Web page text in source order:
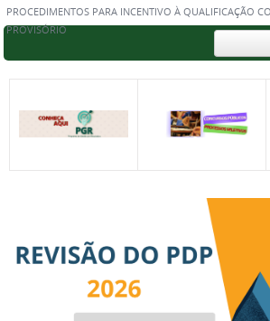
PROCEDIMENTOS PARA INCENTIVO À QUALIFICAÇÃO
PROVISÓRIO